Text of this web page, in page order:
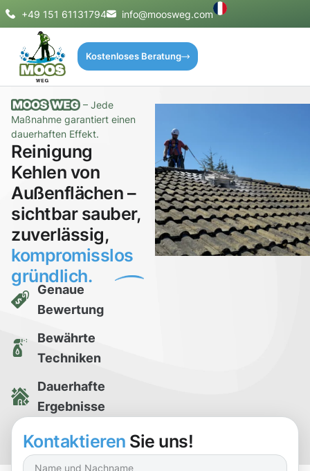
+49 151 61131794 info@moosweg.com
Kostenloses Beratung
– Jede
Maßnahme garantiert einen
dauerhaften Effekt.
Reinigung
Kehlen von
Außenflächen –
sichtbar sauber,
zuverlässig,
kompromisslos
gründlich.
Genaue
Bewertung
Bewährte
Techniken
Dauerhafte
Ergebnisse
Kostenlose
Reinigungsprobe
Kontaktieren Sie uns!